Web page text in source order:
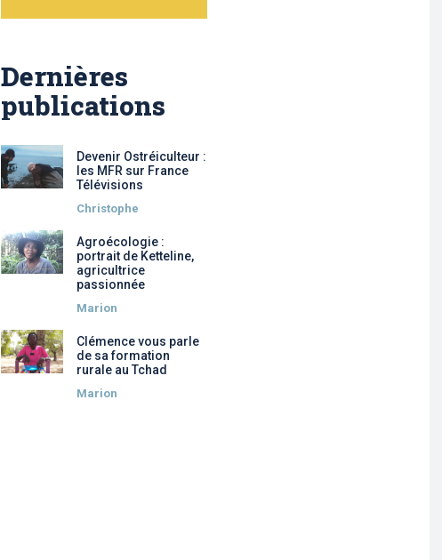
Dernières
publications
Devenir Ostréiculteur :
les MFR sur France
Télévisions
Christophe
Agroécologie :
portrait de Ketteline,
agricultrice
passionnée
Marion
Clémence vous parle
de sa formation
rurale au Tchad
Marion